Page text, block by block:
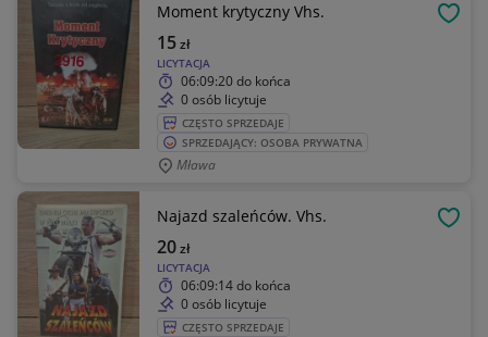
Moment krytyczny Vhs.
LICYTACJA
15zł
06:09:20do końca
0 osób licytuje
CZĘSTO SPRZEDAJE
SPRZEDAJĄCY: OSOBA PRYWATNA
Mława
Najazd szaleńców. Vhs.
LICYTACJA
20zł
06:09:14do końca
0 osób licytuje
CZĘSTO SPRZEDAJE